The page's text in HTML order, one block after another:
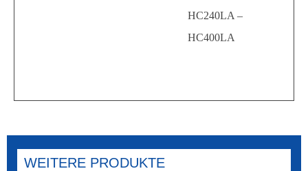
HC240LA –
HC400LA
WEITERE PRODUKTE